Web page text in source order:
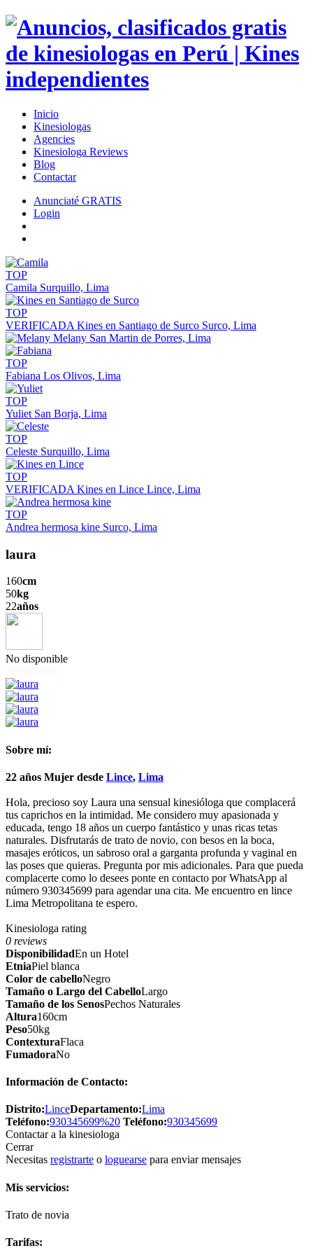
Inicio
Kinesiologas
Agencies
Kinesiologa Reviews
Blog
Contactar
Anunciaté GRATIS
Login
TOP
Camila Surquillo, Lima
TOP
VERIFICADA Kines en Santiago de Surco Surco, Lima
Melany San Martin de Porres, Lima
TOP
Fabiana Los Olivos, Lima
TOP
Yuliet San Borja, Lima
TOP
Celeste Surquillo, Lima
TOP
VERIFICADA Kines en Lince Lince, Lima
TOP
Andrea hermosa kine Surco, Lima
laura
160cm
50kg
22años
No disponible
Sobre mí:
22 años Mujer desde Lince, Lima
Hola, precioso soy Laura una sensual kinesióloga que complacerá
tus caprichos en la intimidad. Me considero muy apasionada y
educada, tengo 18 años un cuerpo fantástico y unas ricas tetas
naturales. Disfrutarás de trato de novio, con besos en la boca,
masajes eróticos, un sabroso oral a garganta profunda y vaginal en
las poses que quieras. Pregunta por mis adicionales. Para que pueda
complacerte como lo desees ponte en contacto por WhatsApp al
número 930345699 para agendar una cita. Me encuentro en lince
Lima Metropolitana te espero.
Kinesiologa rating
0 reviews
DisponibilidadEn un Hotel
EtniaPiel blanca
Color de cabelloNegro
Tamaño o Largo del CabelloLargo
Tamaño de los SenosPechos Naturales
Altura160cm
Peso50kg
ContexturaFlaca
FumadoraNo
Información de Contacto:
Distrito:LinceDepartamento:Lima
Teléfono:930345699%20 Teléfono:930345699
Contactar a la kinesiologa
Cerrar
Necesitas registrarte o loguearse para enviar mensajes
Mis servicios:
Trato de novia
Tarifas: